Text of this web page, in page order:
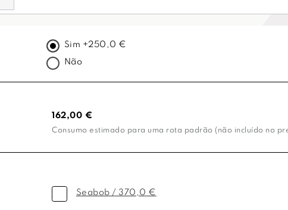
Sim +250,0 €
Não
162,00 €
Consumo estimado para uma rota padrão (não incluído no
Seabob / 370,0 €